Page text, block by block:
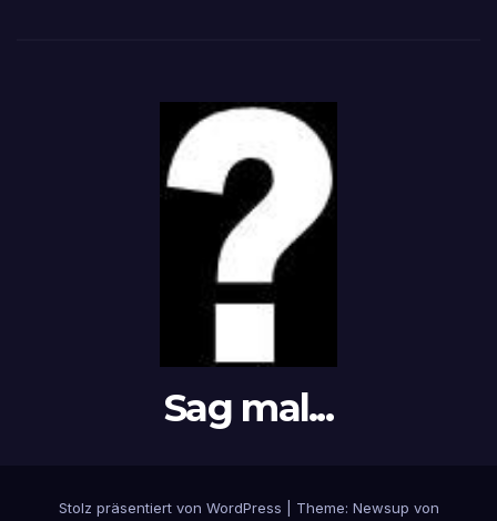
Sag mal...
Stolz präsentiert von WordPress Theme: Newsup von